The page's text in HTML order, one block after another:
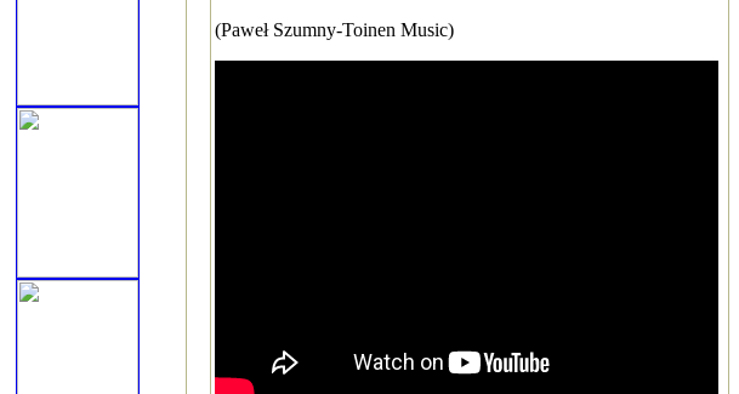
(Paweł Szumny-Toinen Music)